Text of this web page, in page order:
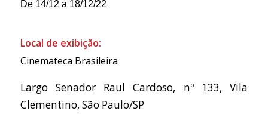
De 14/12 a 18/12/22
Local de exibição:
Cinemateca Brasileira
Largo Senador Raul Cardoso, nº 133, Vila
Clementino, São Paulo/SP